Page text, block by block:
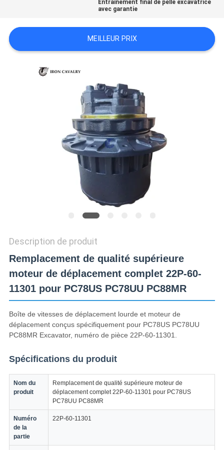
TOUS
LES
SOUMISSION
CONFIDENTIALITÉ
Entraînement final de pelle excavatrice
avec garantie
MEILLEUR PRIX
Description de produit
Remplacement de qualité supérieure
moteur de déplacement complet 22P-60-
11301 pour PC78US PC78UU PC88MR
Boîte de vitesses de déplacement lourde et moteur de
déplacement conçus spécifiquement pour PC78US PC78UU
PC88MR Excavator, numéro de pièce 22P-60-11301.
Spécifications du produit
Nom du
produit
Remplacement de qualité supérieure moteur de
déplacement complet 22P-60-11301 pour PC78US
PC78UU PC88MR
Numéro
de la
partie
22P-60-11301